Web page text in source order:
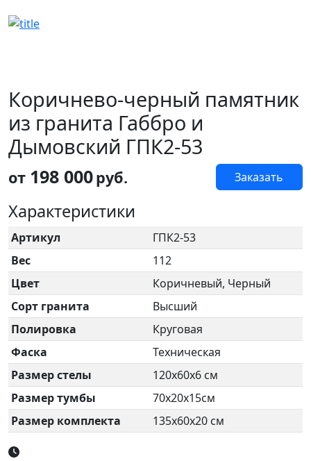
Коричнево-черный памятник
из гранита Габбро и
Дымовский ГПК2-53
от 198 000руб. Заказать
Характеристики
Артикул
ГПК2-53
Вес
112
Цвет
Коричневый, Черный
Сорт гранита
Высший
Полировка
Круговая
Фаска
Техническая
Размер стелы
120х60х6 см
Размер тумбы
70х20х15см
Размер комплекта
135х60х20 см